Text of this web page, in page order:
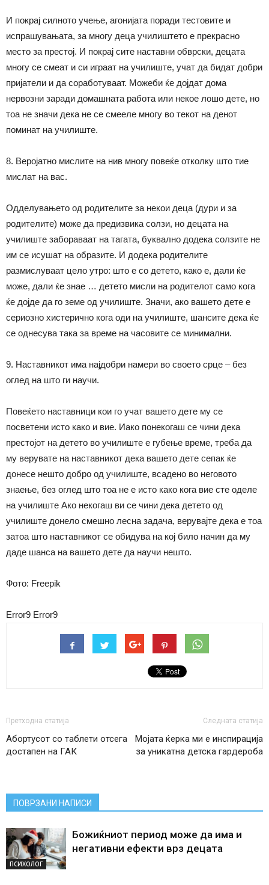
И покрај силното учење, агонијата поради тестовите и
испрашувањата, за многу деца училиштето е прекрасно
место за престој. И покрај сите наставни обврски, децата
многу се смеат и си играат на училиште, учат да бидат добри
пријатели и да соработуваат. Можеби ќе дојдат дома
нервозни заради домашната работа или некое лошо дете, но
тоа не значи дека не се смееле многу во текот на денот
поминат на училиште.
8. Веројатно мислите на нив многу повеќе отколку што тие
мислат на вас.
Одделувањето од родителите за некои деца (дури и за
родителите) може да предизвика солзи, но децата на
училиште забораваат на тагата, буквално додека солзите не
им се исушат на образите. И додека родителите
размислуваат цело утро: што е со детето, како е, дали ќе
може, дали ќе знае … детето мисли на родителот само кога
ќе дојде да го земе од училиште. Значи, ако вашето дете е
сериозно хистерично кога оди на училиште, шансите дека ќе
се однесува така за време на часовите се минимални.
9. Наставникот има најдобри намери во своето срце – без
оглед на што ги научи.
Повеќето наставници кои го учат вашето дете му се
посветени исто како и вие. Иако понекогаш се чини дека
престојот на детето во училиште е губење време, треба да
му верувате на наставникот дека вашето дете сепак ќе
донесе нешто добро од училиште, всадено во неговото
знаење, без оглед што тоа не е исто како кога вие сте оделе
на училиште Ако некогаш ви се чини дека детето од
училиште донело смешно лесна задача, верувајте дека е тоа
затоа што наставникот се обидува на кој било начин да му
даде шанса на вашето дете да научи нешто.
Фото: Freepik
Error9 Error9
Претходна статија
Абортусот со таблети отсега
достапен на ГАК
Следната статија
Мојата ќерка ми е инспирација
за уникатна детска гардероба
ПОВРЗАНИ НАПИСИ
ПСИХОЛОГ
Божиќниот период може да има и
негативни ефекти врз децата